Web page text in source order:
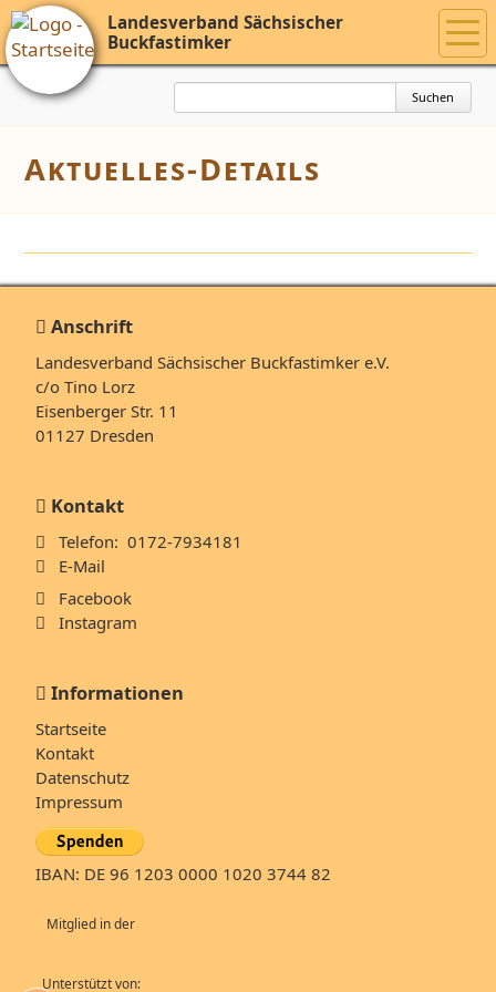
Landesverband Sächsischer
Buckfastimker
Suchen
Aktuelles-Details
Anschrift
Landesverband Sächsischer Buckfastimker e.V.
c/o Tino Lorz
Eisenberger Str. 11
01127 Dresden
Kontakt
Telefon: 0172-7934181
E-Mail
Facebook
Instagram
Informationen
Navigation
überspringen
Startseite
Kontakt
Datenschutz
Impressum
IBAN: DE 96 1203 0000 1020 3744 82
Mitglied in der
Unterstützt von: